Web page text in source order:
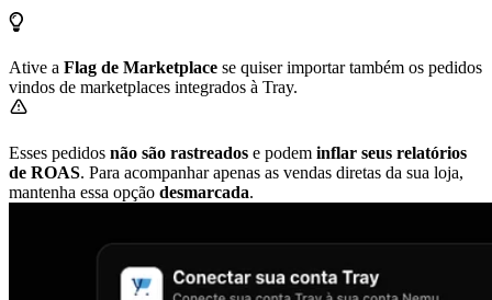
Ative a Flag de Marketplace se quiser importar também os pedidos
vindos de marketplaces integrados à Tray.
Esses pedidos não são rastreados e podem inflar seus relatórios
de ROAS. Para acompanhar apenas as vendas diretas da sua loja,
mantenha essa opção desmarcada.